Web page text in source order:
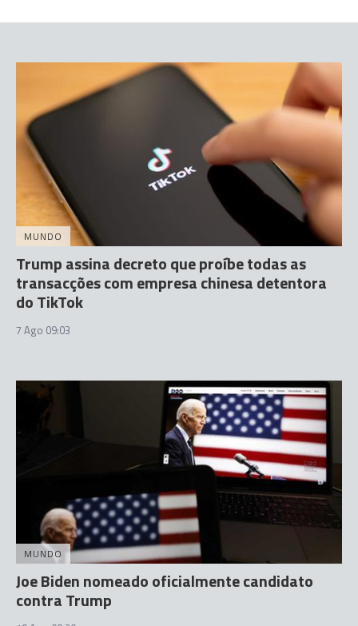
MUNDO
Trump assina decreto que proíbe todas as
transacções com empresa chinesa detentora
do TikTok
7 Ago 09:03
MUNDO
Joe Biden nomeado oficialmente candidato
contra Trump